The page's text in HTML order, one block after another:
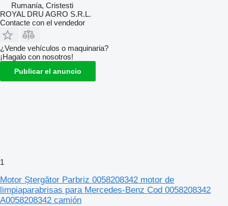
Rumanía, Cristesti
ROYAL DRU AGRO S.R.L.
Contacte con el vendedor
¿Vende vehículos o maquinaria?
¡Hagalo con nosotros!
Publicar el anuncio
1
Motor Ștergător Parbriz 0058208342 motor de
limpiaparabrisas para Mercedes-Benz Cod 0058208342
A0058208342 camión